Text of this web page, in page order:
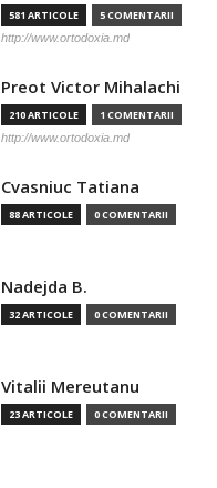
581 ARTICOLE 5 COMENTARII
http://www.ortodoxia.md
Preot Victor Mihalachi
210 ARTICOLE 1 COMENTARII
http://www.ortodoxia.md
Cvasniuc Tatiana
88 ARTICOLE 0 COMENTARII
Nadejda B.
32 ARTICOLE 0 COMENTARII
Vitalii Mereutanu
23 ARTICOLE 0 COMENTARII